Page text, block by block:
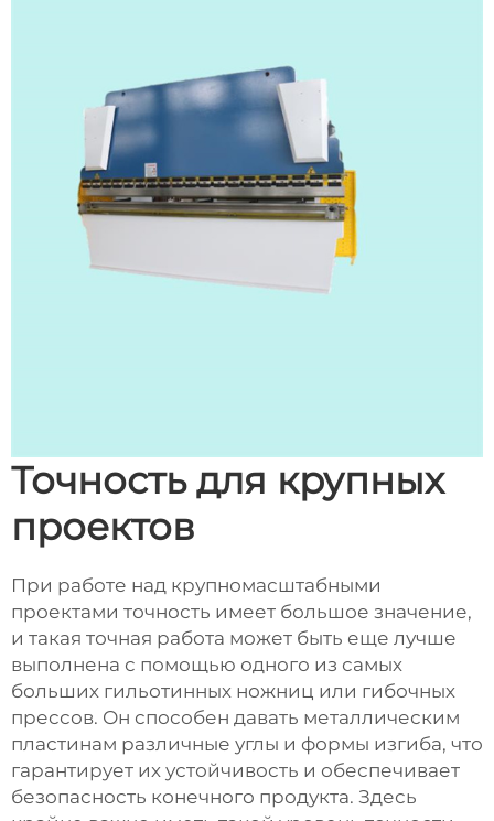
Точность для крупных
проектов
При работе над крупномасштабными
проектами точность имеет большое значение,
и такая точная работа может быть еще лучше
выполнена с помощью одного из самых
больших гильотинных ножниц или гибочных
прессов. Он способен давать металлическим
пластинам различные углы и формы изгиба, что
гарантирует их устойчивость и обеспечивает
безопасность конечного продукта. Здесь